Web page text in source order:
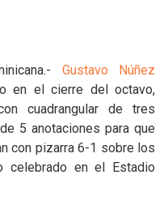
Gustavo Núñez
en el cierre del octavo,
cuadrangular de tres
5 anotaciones para que
con pizarra 6-1 sobre los
celebrado en el Estadio